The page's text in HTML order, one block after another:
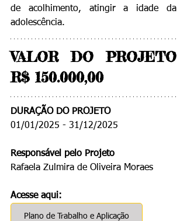
de acolhimento, atingir a idade da
adolescência.
VALOR DO PROJETO
R$ 150.000,00
DURAÇÃO DO PROJETO
01/01/2025 - 31/12/2025
Responsável pelo Projeto
Rafaela Zulmira de Oliveira Moraes
Acesse aqui:
Plano de Trabalho e Aplicação